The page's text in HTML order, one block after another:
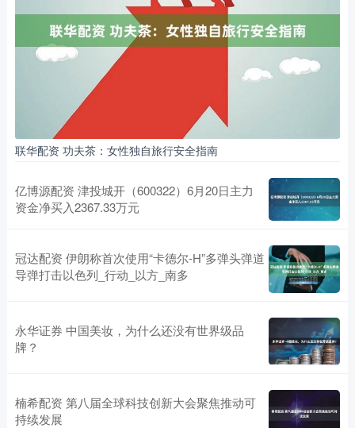
联华配资 功夫茶：女性独自旅行安全指南
亿博源配资 津投城开（600322）6月20日主力
资金净买入2367.33万元
冠达配资 伊朗称首次使用“卡德尔-H”多弹头弹道
导弹打击以色列_行动_以方_南多
永华证券 中国美妆，为什么还没有世界级品
牌？
楠希配资 第八届全球科技创新大会聚焦推动可
持续发展